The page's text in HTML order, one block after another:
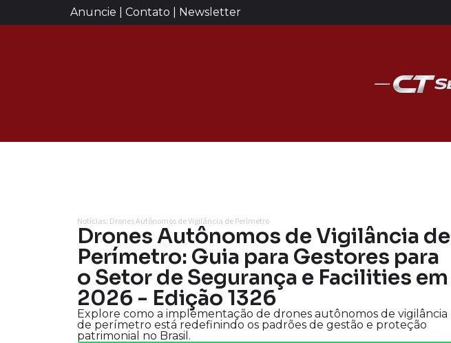
Anuncie | Contato | Newsletter
Notícias: Drones Autônomos de Vigilância de Perímetro
Drones Autônomos de Vigilância de
Perímetro: Guia para Gestores para
o Setor de Segurança e Facilities em
2026 - Edição 1326
Explore como a implementação de drones autônomos de vigilância
de perímetro está redefinindo os padrões de gestão e proteção
patrimonial no Brasil.